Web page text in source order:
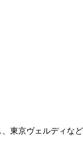
東京ヴェルディな